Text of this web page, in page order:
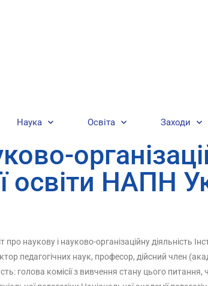
Наука Освіта Заходи
освіти НАПН
про наукову і науково-організаційну діяльність
педагогічних наук, професор, дійсний член
голова комісії з вивчення стану цього